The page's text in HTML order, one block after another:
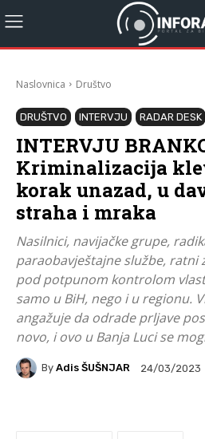
Naslovnica Društvo
DRUŠTVO INTERVJU RADAR DESK
INTERVJU
Kriminalizacija
korak unazad, u
straha i mraka
Nasilnici, navijačke grupe,
paraobavještajne službe, ratni
pod potpunom kontrolom
samo u BiH, nego i u regionu.
angažuje da odrade prljave
novo, i ovo u Banja Luci se
By Adis ŠUŠNJAR 24/03/2023